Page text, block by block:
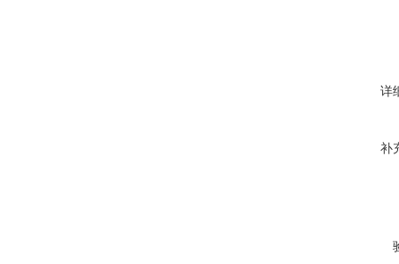
详
补